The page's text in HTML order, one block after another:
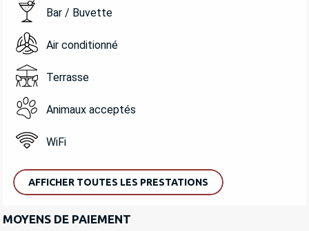
Bar / Buvette
Air conditionné
Terrasse
Animaux acceptés
WiFi
AFFICHER TOUTES LES PRESTATIONS
MOYENS DE PAIEMENT